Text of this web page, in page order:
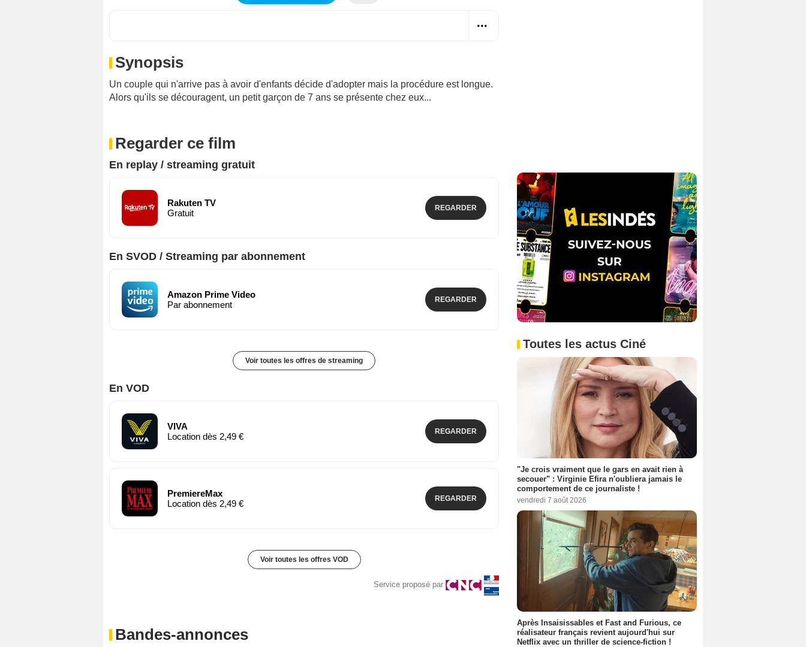
Synopsis
Un couple qui n'arrive pas à avoir d'enfants décide d'adopter mais la procédure est longue.
Alors qu'ils se découragent, un petit garçon de 7 ans se présente chez eux...
Regarder ce film
En replay / streaming gratuit
Rakuten TV
Gratuit
REGARDER
En SVOD / Streaming par abonnement
Amazon Prime Video
Par abonnement
REGARDER
Voir toutes les offres de streaming
En VOD
VIVA
Location dès 2,49 €
REGARDER
PremiereMax
Location dès 2,49 €
REGARDER
Voir toutes les offres VOD
Service proposé par
Bandes-annonces
Toutes les actus Ciné
"Je crois vraiment que le gars en avait rien à
secouer" : Virginie Efira n'oubliera jamais le
comportement de ce journaliste !
vendredi 7 août 2026
Après Insaisissables et Fast and Furious, ce
réalisateur français revient aujourd'hui sur
Netflix avec un thriller de science-fiction !